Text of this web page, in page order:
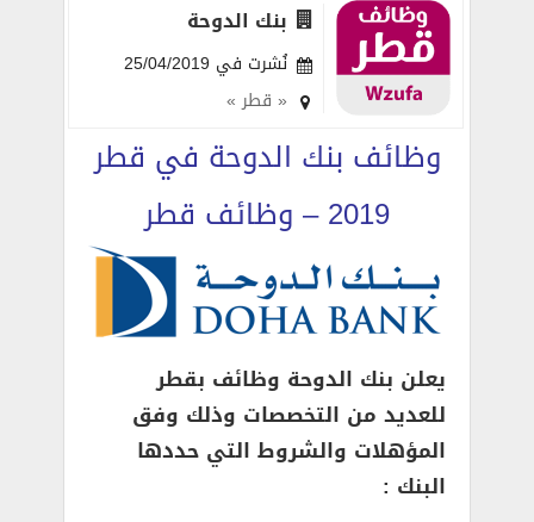
بنك الدوحة
نُشرت في 25/04/2019
« قطر »
وظائف بنك الدوحة في قطر
2019 – وظائف قطر
يعلن بنك الدوحة وظائف بقطر
للعديد من التخصصات وذلك وفق
المؤهلات والشروط التي حددها
البنك :